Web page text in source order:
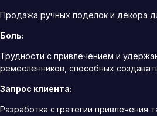
Продажа ручных поделок и декора
Боль:
Трудности с привлечением и
ремесленников, способных
Запрос клиента:
Разработка стратегии привлечения